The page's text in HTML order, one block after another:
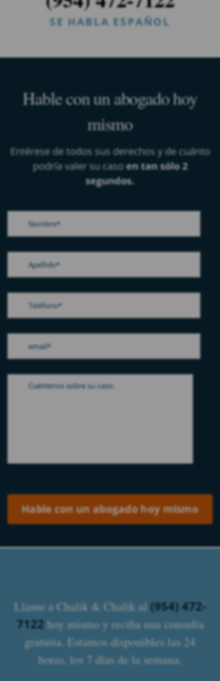
SE HABLA ESPAÑOL
Hable con un abogado hoy
mismo
Entérese de todos sus derechos y de cuánto
podría valer su casoen tan sólo 2
segundos.
Llame a Chalik & Chalik al (954) 472-
7122 hoy mismo y reciba una consulta
gratuita. Estamos disponibles las 24
horas, los 7 días de la semana.